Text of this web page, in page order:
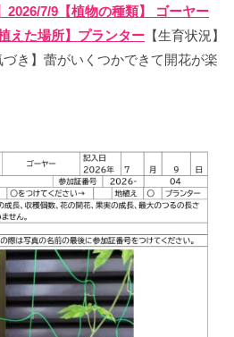
7/9【植物の種類】 ゴーヤー
えた場所】プランター 【生育状況】
き】蕾がいくつかできて開花が楽